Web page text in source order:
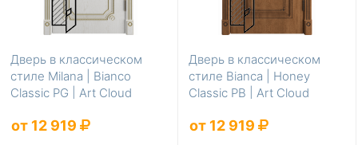
Дверь в классическом
стиле Milana | Bianco
Classic PG | Art Cloud
от 12 919
Дверь в классическом
стиле Bianca | Honey
Classic PB | Art Cloud
от 12 919